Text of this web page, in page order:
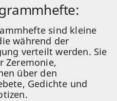
sind kleine
während der
verteilt werden. Sie
Zeremonie,
über den
Gedichte und